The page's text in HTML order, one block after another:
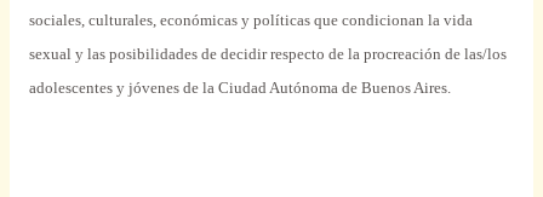
sociales, culturales, económicas y políticas quecondicionan la vida
sexual y las posibilidades de decidirrespecto de la procreación de las/los
adolescentesy jóvenes de la Ciudad Autónoma de Buenos Aires.